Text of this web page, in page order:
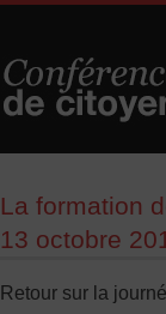
La formation
13 octobre
Retour sur la